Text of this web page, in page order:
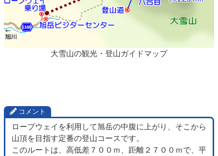
大雪山の観光・登山ガイドマップ
コメント
ロープウェイを利用して旭岳の中腹に上がり、そこから
山頂を目指す定番の登山コースです。
このルートは、高低差７００ｍ、距離２７００ｍで、平